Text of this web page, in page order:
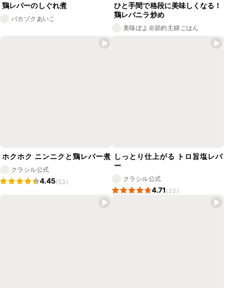
鶏レバーのしぐれ煮
バカゾクあいこ
ひと手間で格段に美味しくなる！
鶏レバニラ炒め
美味ぽよ🌼節約主婦ごはん
ホクホク ニンニクと鶏レバー煮
クラシル公式
4.45(53)
しっとり仕上がる トロ旨塩レバ
ー
クラシル公式
4.71(23)